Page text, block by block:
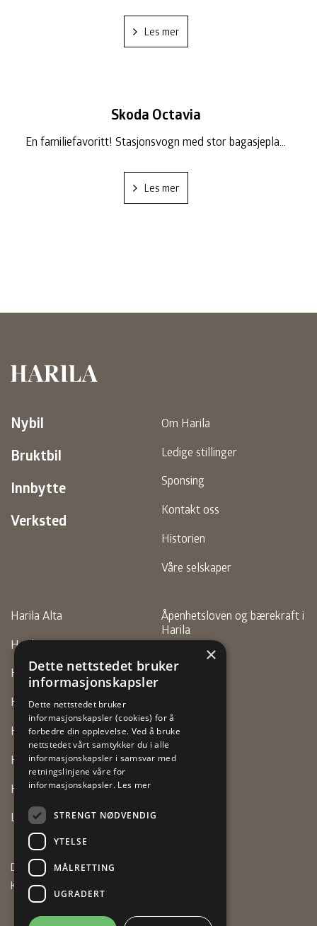
Les mer
Skoda Octavia
En familiefavoritt! Stasjonsvogn med stor bagasjepla...
Les mer
Nybil
Bruktbil
Innbytte
Verksted
Om Harila
Ledige stillinger
Sponsing
Kontakt oss
Historien
Våre selskaper
Harila Alta
Harila Finnsnes
Harila Hammerfest
Harila Motor (Alta)
Harila Motor (Vadsø)
Harila Tromsø
Harila Vestre Jakobselv
Lexus Tromsø
Design: Tank Design Tromsø AS
Kode:Vitikka AS
Åpenhetsloven og bærekraft i
Harila
Personvern
×
Dette nettstedet bruker
informasjonskapsler
Dette nettstedet bruker
informasjonskapsler (cookies) for å
forbedre din opplevelse. Ved å bruke
nettstedet vårt samtykker du i alle
informasjonskapsler i samsvar med
retningslinjene våre for
informasjonskapsler. Les mer
STRENGT NØDVENDIG
YTELSE
MÅLRETTING
UGRADERT